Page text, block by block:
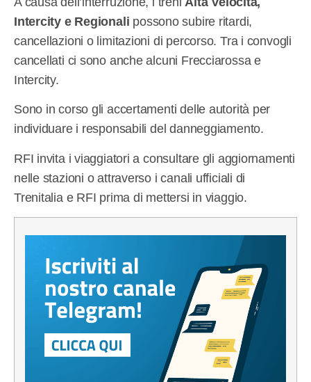
Intercity e Regionali possono subire ritardi,
cancellazioni o limitazioni di percorso. Tra i convogli
cancellati ci sono anche alcuni Frecciarossa e
Intercity.
Sono in corso gli accertamenti delle autorità per
individuare i responsabili del danneggiamento.
RFI invita i viaggiatori a consultare gli aggiornamenti
nelle stazioni o attraverso i canali ufficiali di
Trenitalia e RFI prima di mettersi in viaggio.